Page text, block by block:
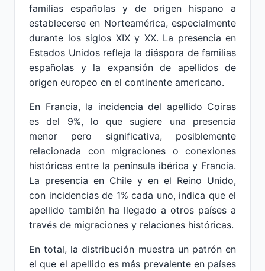
familias españolas y de origen hispano a
establecerse en Norteamérica, especialmente
durante los siglos XIX y XX. La presencia en
Estados Unidos refleja la diáspora de familias
españolas y la expansión de apellidos de
origen europeo en el continente americano.
En Francia, la incidencia del apellido Coiras
es del 9%, lo que sugiere una presencia
menor pero significativa, posiblemente
relacionada con migraciones o conexiones
históricas entre la península ibérica y Francia.
La presencia en Chile y en el Reino Unido,
con incidencias de 1% cada uno, indica que el
apellido también ha llegado a otros países a
través de migraciones y relaciones históricas.
En total, la distribución muestra un patrón en
el que el apellido es más prevalente en países